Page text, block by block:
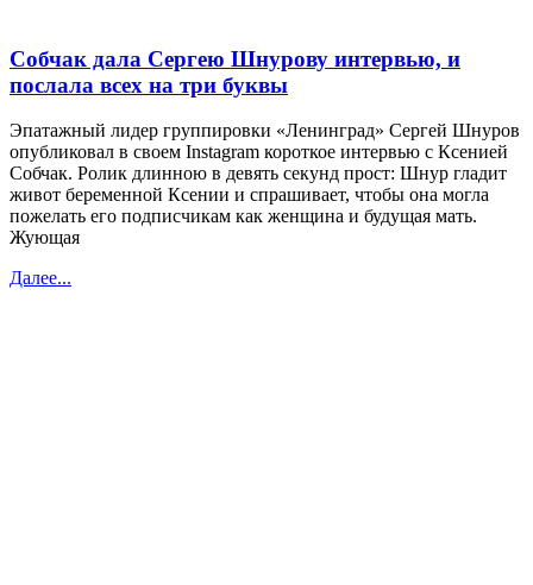
Собчак дала Сергею Шнурову интервью, и
послала всех на три буквы
Эпатажный лидер группировки «Ленинград» Сергей Шнуров
опубликовал в своем Instagram короткое интервью с Ксенией
Собчак. Ролик длинною в девять секунд прост: Шнур гладит
живот беременной Ксении и спрашивает, чтобы она могла
пожелать его подписчикам как женщина и будущая мать.
Жующая
Далее...